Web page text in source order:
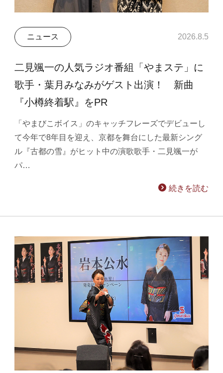
ニュース 2026.8.5
二見颯一の人気ラジオ番組「やまステ」に
歌手・葉月みなみがゲスト出演！ 新曲
『小樽終着駅』をPR
「やまびこボイス」のキャッチフレーズでデビューし
て今年で8年目を迎え、京都を舞台にした最新シング
ル『古都の雪』がヒット中の演歌歌手・二見颯一が
パ…
続きを読む